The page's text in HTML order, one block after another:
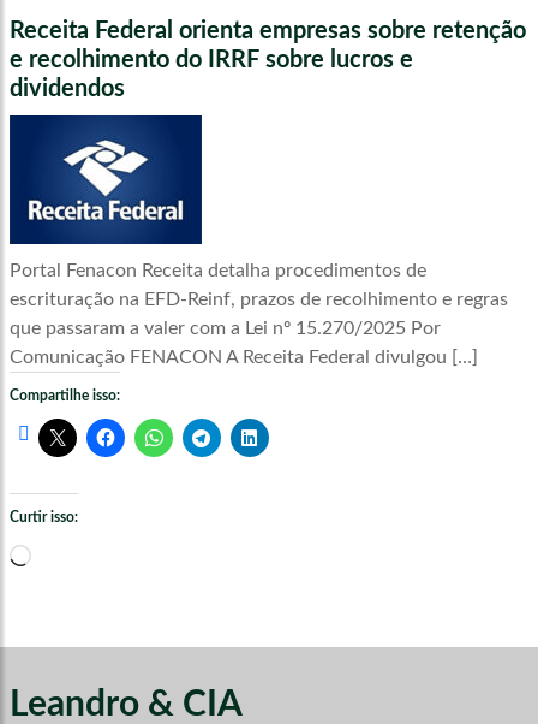
Receita Federal orienta empresas sobre retenção
e recolhimento do IRRF sobre lucros e
dividendos
Portal Fenacon Receita detalha procedimentos de
escrituração na EFD-Reinf, prazos de recolhimento e regras
que passaram a valer com a Lei nº 15.270/2025 Por
Comunicação FENACON A Receita Federal divulgou […]
Compartilhe isso:
Curtir isso:
Carregando...
Leandro & CIA